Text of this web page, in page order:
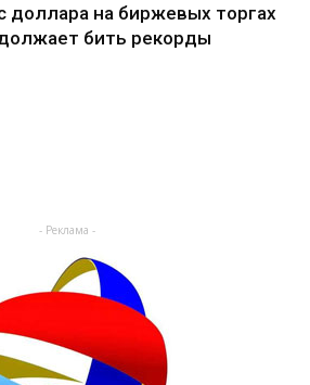
доллара на биржевых торгах
бить рекорды
- Реклама -